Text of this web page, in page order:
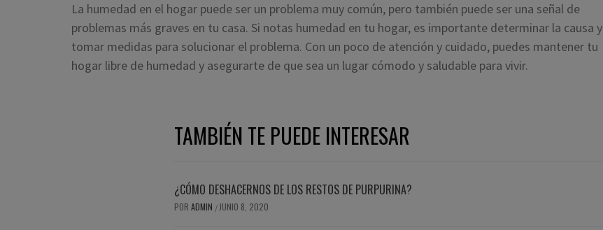
La humedad en el hogar puede ser un problema muy común, pero también puede ser una señal de
problemas más graves en tu casa. Si notas humedad en tu hogar, es importante determinar la causa y
tomar medidas para solucionar el problema. Con un poco de atención y cuidado, puedes mantener tu
hogar libre de humedad y asegurarte de que sea un lugar cómodo y saludable para vivir.
TAMBIÉN TE PUEDE INTERESAR
¿CÓMO DESHACERNOS DE LOS RESTOS DE PURPURINA?
POR ADMIN / JUNIO 8, 2020